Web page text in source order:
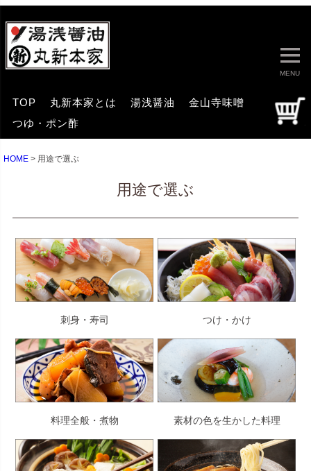
MENU
TOP 丸新本家とは 湯浅醤油
金山寺味噌
つゆ・ポン酢
HOME 用途で選ぶ
用途で選ぶ
刺身・寿司 つけ・かけ
料理全般・煮物 素材の色を生かした料理